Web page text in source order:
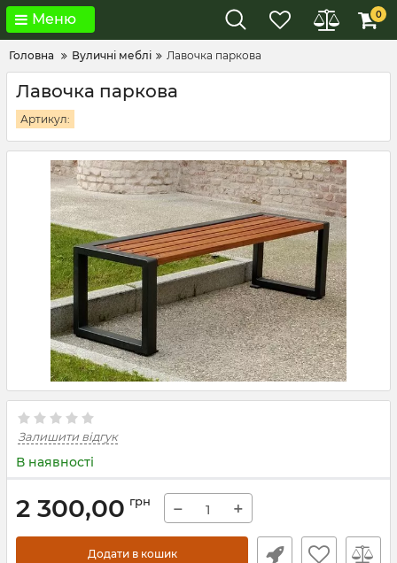
Меню 0
Головна Вуличні меблі Лавочка паркова
Лавочка паркова
Артикул:
Залишити відгук
В наявності
2 300,00 грн − +
Додати в кошик